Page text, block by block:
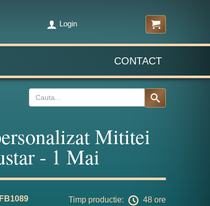
Login
CONTACT
Mititei
- 1 Mai
FB1089 Timp productie: 48 ore